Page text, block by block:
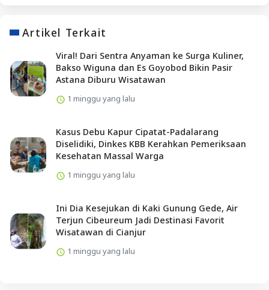
Artikel Terkait
Viral! Dari Sentra Anyaman ke Surga Kuliner,
Bakso Wiguna dan Es Goyobod Bikin Pasir
Astana Diburu Wisatawan
1 minggu yang lalu
Kasus Debu Kapur Cipatat-Padalarang
Diselidiki, Dinkes KBB Kerahkan Pemeriksaan
Kesehatan Massal Warga
1 minggu yang lalu
Ini Dia Kesejukan di Kaki Gunung Gede, Air
Terjun Cibeureum Jadi Destinasi Favorit
Wisatawan di Cianjur
1 minggu yang lalu